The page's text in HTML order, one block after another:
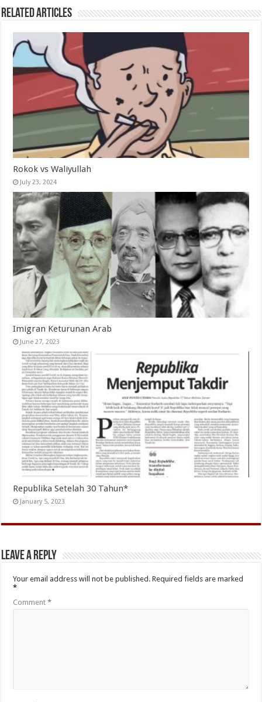
Related Articles
Rokok vs Waliyullah
July 23, 2024
Imigran Keturunan Arab
June 27, 2023
Republika Setelah 30 Tahun*
January 5, 2023
Leave a Reply
Your email address will not be published. Required fields are marked
*
Comment*